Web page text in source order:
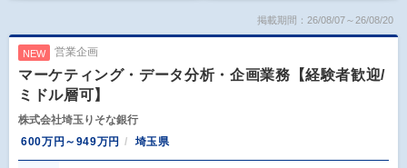
掲載期間：26/08/07～26/08/20
NEW 営業企画
マーケティング・データ分析・企画業務【経験者歓迎/
ミドル層可】
株式会社埼玉りそな銀行
600万円～949万円
埼玉県